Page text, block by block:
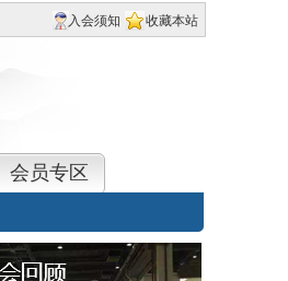
入会须知 收藏本站
会员专区